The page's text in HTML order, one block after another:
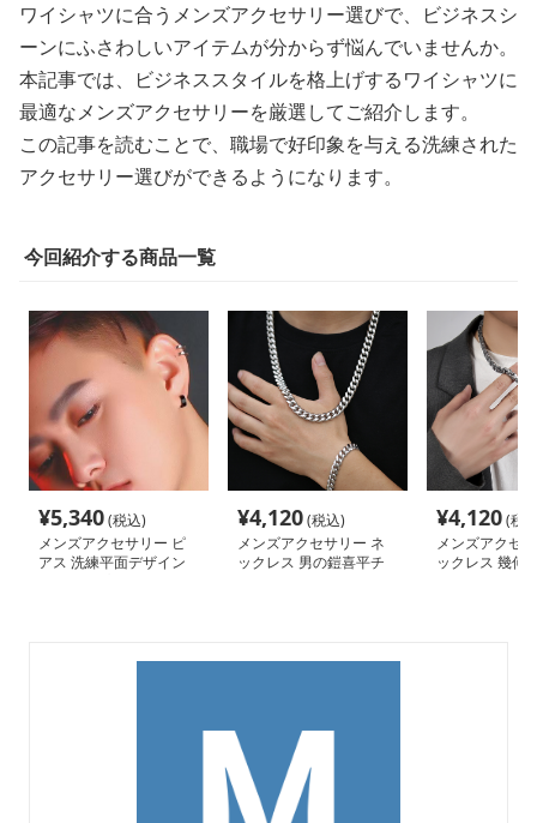
ワイシャツに合うメンズアクセサリー選びで、ビジネスシ
ーンにふさわしいアイテムが分からず悩んでいませんか。
本記事では、ビジネススタイルを格上げするワイシャツに
最適なメンズアクセサリーを厳選してご紹介します。
この記事を読むことで、職場で好印象を与える洗練された
アクセサリー選びができるようになります。
今回紹介する商品一覧
¥5,340(税込)
メンズアクセサリー ピ
アス 洗練平面デザイン
¥4,120(税込)
メンズアクセサリー ネ
ックレス 男の鎧喜平チ
¥4,120(税
メンズアクセ
ックレス 幾何